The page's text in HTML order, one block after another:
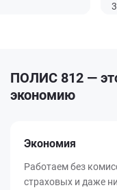
ПОЛИС 812 —
экономию
Экономия
Работаем без
страховых и даже